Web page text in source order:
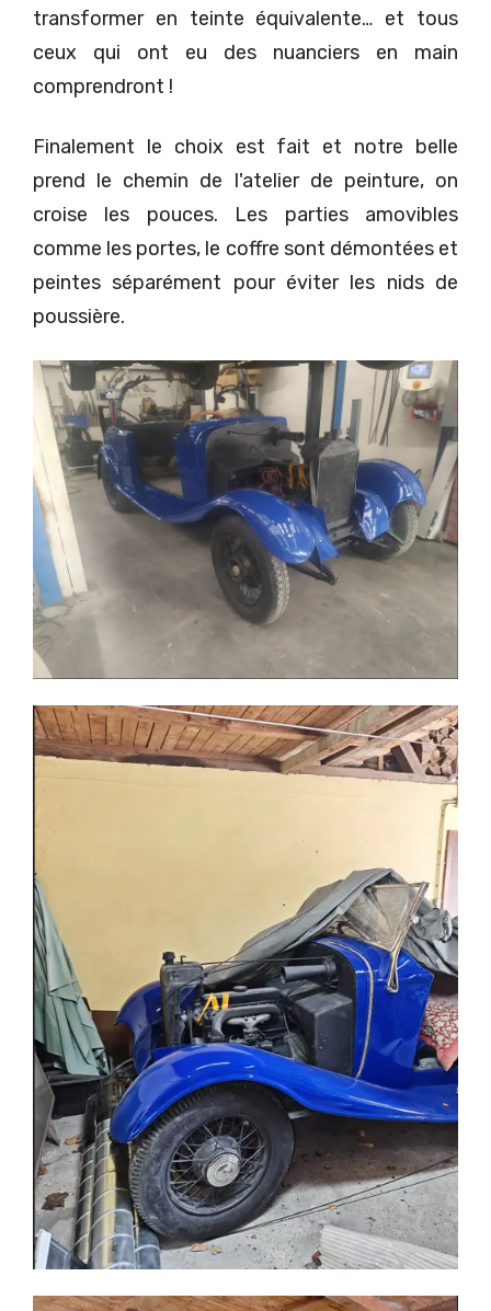
transformer en teinte équivalente… et tous
ceux qui ont eu des nuanciers en main
comprendront !
Finalement le choix est fait et notre belle
prend le chemin de l'atelier de peinture, on
croise les pouces. Les parties amovibles
comme les portes, le coffre sont démontées et
peintes séparément pour éviter les nids de
poussière.